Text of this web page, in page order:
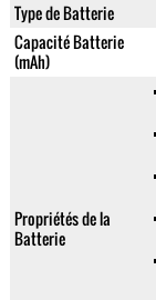
Type de Batterie
Capacité Batterie
(mAh)
Propriétés de la
Batterie